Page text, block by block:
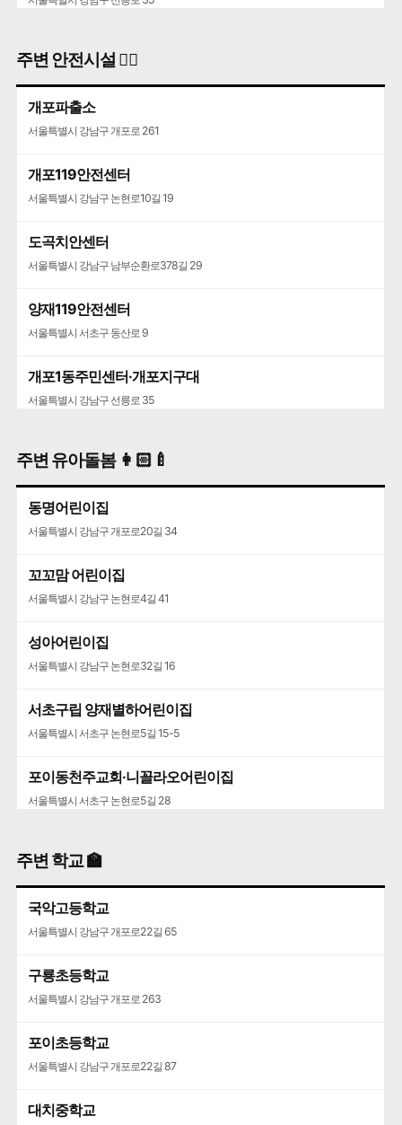
주변 안전시설 👮‍♀️
개포파출소
서울특별시 강남구 개포로 261
개포119안전센터
서울특별시 강남구 논현로10길 19
도곡치안센터
서울특별시 강남구 남부순환로378길 29
양재119안전센터
서울특별시 서초구 동산로 9
개포1동주민센터·개포지구대
서울특별시 강남구 선릉로 35
주변 유아돌봄 👩🏻‍🍼
동명어린이집
서울특별시 강남구 개포로20길 34
꼬꼬맘 어린이집
서울특별시 강남구 논현로4길 41
성아어린이집
서울특별시 강남구 논현로32길 16
서초구립 양재별하어린이집
서울특별시 서초구 논현로5길 15-5
포이동천주교회·니꼴라오어린이집
서울특별시 서초구 논현로5길 28
서울특별시 서초구 마방로2길 15-9
서초구립양재목련어린이집
서울특별시 서초구 언남16길 37
주변 학교 🏫
국악고등학교
서울특별시 강남구 개포로22길 65
구룡초등학교
서울특별시 강남구 개포로 263
포이초등학교
서울특별시 강남구 개포로22길 87
대치중학교